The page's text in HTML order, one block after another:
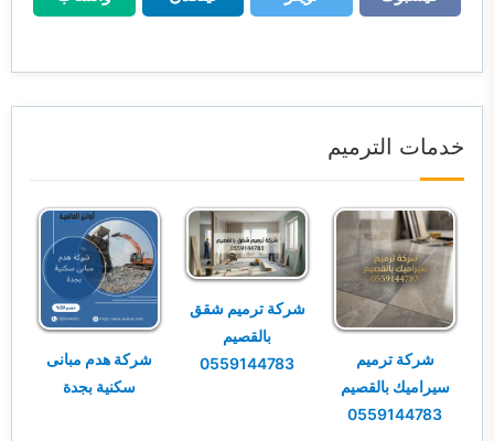
فيسبوك تويتر لينكدن واتساب
خدمات الترميم
شركة ترميم
سيراميك بالقصيم
0559144783
شركة ترميم شقق
بالقصيم
0559144783
شركة هدم مبانى
سكنية بجدة